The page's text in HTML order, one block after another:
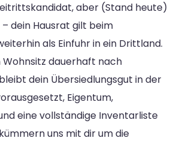
aber (Stand heute)
dein Hausrat gilt beim
als Einfuhr in ein Drittland.
Wohnsitz dauerhaft nach
dein Übersiedlungsgut in der
Eigentum,
eine vollständige Inventarliste
uns mit dir um die